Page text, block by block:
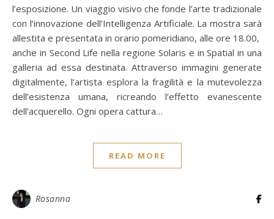
l’esposizione. Un viaggio visivo che fonde l’arte tradizionale
con l’innovazione dell’Intelligenza Artificiale. La mostra sarà
allestita e presentata in orario pomeridiano, alle ore 18.00,
anche in Second Life nella regione Solaris e in Spatial in una
galleria ad essa destinata. Attraverso immagini generate
digitalmente, l’artista esplora la fragilità e la mutevolezza
dell’esistenza umana, ricreando l’effetto evanescente
dell’acquerello. Ogni opera cattura…
READ MORE
Rosanna